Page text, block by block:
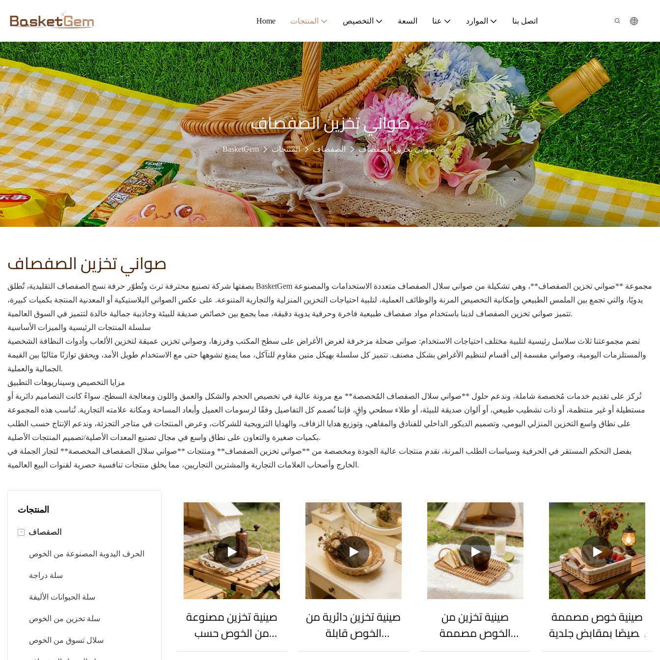
Home المنتجات التخصيص السعة عنا الموارد اتصل بنا
صواني تخزين الصفصاف
BasketGem المنتجات الصفصاف صواني تخزين الصفصاف
صواني تخزين الصفصاف
بصفتها شركة تصنيع محترفة ترث وتُطوّر حرفة نسج الصفصاف التقليدية، تُطلق BasketGem مجموعة **صواني تخزين الصفصاف**، وهي تشكيلة من صواني سلال الصفصاف متعددة الاستخدامات والمصنوعة
يدويًا، والتي تجمع بين الملمس الطبيعي وإمكانية التخصيص المرنة والوظائف العملية، لتلبية احتياجات التخزين المنزلية والتجارية المتنوعة. على عكس الصواني البلاستيكية أو المعدنية المنتجة بكميات كبيرة،
تتميز صواني تخزين الصفصاف لدينا باستخدام مواد صفصاف طبيعية فاخرة وحرفية يدوية دقيقة، مما يجمع بين خصائص صديقة للبيئة وجاذبية جمالية خالدة لتتميز في السوق العالمية.
سلسلة المنتجات الرئيسية والميزات الأساسية
تضم مجموعتنا ثلاث سلاسل رئيسية لتلبية مختلف احتياجات الاستخدام: صواني ضحلة مزخرفة لعرض الأغراض على سطح المكتب وفرزها، وصواني تخزين عميقة لتخزين الألعاب وأدوات النظافة الشخصية
والمستلزمات اليومية، وصواني مقسمة إلى أقسام لتنظيم الأغراض بشكل مصنف. تتميز كل سلسلة بهيكل متين مقاوم للتآكل، مما يمنع تشوهها حتى مع الاستخدام طويل الأمد، ويحقق توازنًا مثاليًا بين القيمة
الجمالية والعملية.
مزايا التخصيص وسيناريوهات التطبيق
نُركز على تقديم خدمات مُخصصة شاملة، وندعم حلول **صواني سلال الصفصاف المُخصصة** مع مرونة عالية في تخصيص الحجم والشكل والعمق واللون ومعالجة السطح. سواءً كانت التصاميم دائرية أو
مستطيلة أو غير منتظمة، أو ذات تشطيب طبيعي، أو ألوان صديقة للبيئة، أو طلاء سطحي واقٍ، فإننا نُصمم كل التفاصيل وفقًا لرسومات العميل وأبعاد المساحة ومكانة علامته التجارية. تُناسب هذه المجموعة
على نطاق واسع التخزين المنزلي اليومي، وتصميم الديكور الداخلي للفنادق والمقاهي، وتوزيع هدايا الزفاف، والهدايا الترويجية للشركات، وعرض المنتجات في متاجر التجزئة، وندعم الإنتاج حسب الطلب
بكميات صغيرة والتعاون على نطاق واسع في مجال تصنيع المعدات الأصلية/تصميم المنتجات الأصلية.
بفضل التحكم المستقر في الحرفية وسياسات الطلب المرنة، نقدم منتجات عالية الجودة ومخصصة من **صواني تخزين الصفصاف** ومنتجات **صواني سلال الصفصاف المخصصة** لتجار الجملة في
الخارج وأصحاب العلامات التجارية والمشترين التجاريين، مما يخلق منتجات تنافسية حصرية لقنوات البيع العالمية.
المنتجات
- الصفصاف
الحرف اليدوية المصنوعة من الخوص
سلة دراجة
سلة الحيوانات الأليفة
سلة تخزين من الخوص
سلال تسوق من الخوص
صينية تخزين مصنوعة
من الخوص حسب
الطلب، مزينة بحواف
صينية تخزين دائرية من
الخوص قابلة
للتخصيص بالكامل -
صينية تخزين من
الخوص مصممة
خصيصًا - آمنة للطعام،
صينية خوص مصممة
خصيصًا بمقابض جلدية
وبطانة قابلة للإزالة